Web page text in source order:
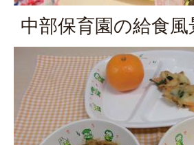
中部保育園の給食風